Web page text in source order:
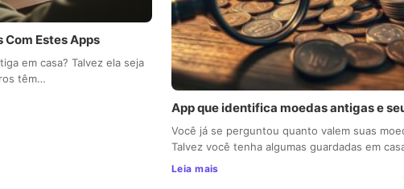
Estes Apps
em casa? Talvez ela seja
têm…
App que identifica moedas antigas e
Você já se perguntou quanto valem suas
Talvez você tenha algumas guardadas em
Leia mais